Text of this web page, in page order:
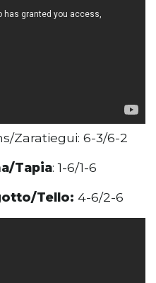
Zaratiegui: 6-3/6-2
Tapia: 1-6/1-6
Tello: 4-6/2-6